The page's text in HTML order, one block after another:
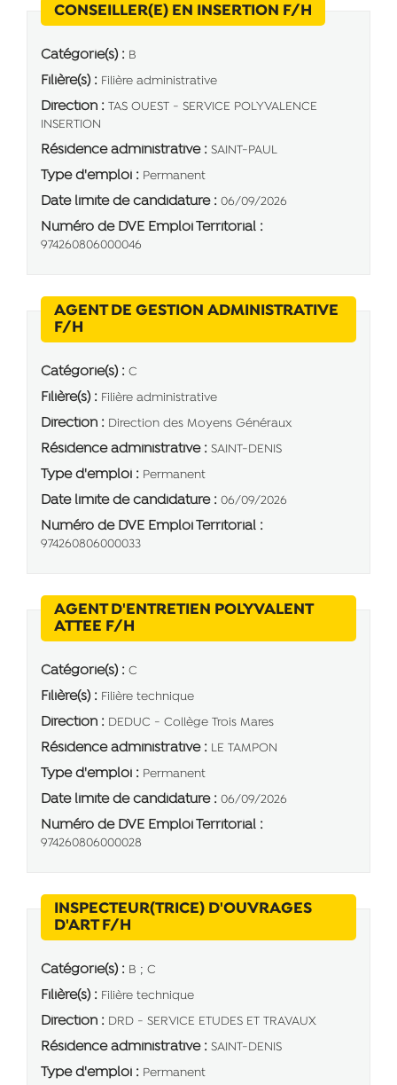
CONSEILLER(E) EN INSERTION F/H
Catégorie(s) : B
Filière(s) : Filière administrative
Direction : TAS OUEST - SERVICE POLYVALENCE
INSERTION
Résidence administrative : SAINT-PAUL
Type d'emploi : Permanent
Date limite de candidature : 06/09/2026
Numéro de DVE Emploi Territorial :
974260806000046
AGENT DE GESTION ADMINISTRATIVE
F/H
Catégorie(s) : C
Filière(s) : Filière administrative
Direction : Direction des Moyens Généraux
Résidence administrative : SAINT-DENIS
Type d'emploi : Permanent
Date limite de candidature : 06/09/2026
Numéro de DVE Emploi Territorial :
974260806000033
AGENT D'ENTRETIEN POLYVALENT
ATTEE F/H
Catégorie(s) : C
Filière(s) : Filière technique
Direction : DEDUC - Collège Trois Mares
Résidence administrative : LE TAMPON
Type d'emploi : Permanent
Date limite de candidature : 06/09/2026
Numéro de DVE Emploi Territorial :
974260806000028
INSPECTEUR(TRICE) D'OUVRAGES
D'ART F/H
Catégorie(s) : B ; C
Filière(s) : Filière technique
Direction : DRD - SERVICE ETUDES ET TRAVAUX
Résidence administrative : SAINT-DENIS
Type d'emploi : Permanent